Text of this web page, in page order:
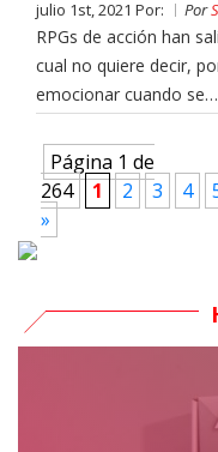
julio 1st, 2021 Por: Por
RPGs de acción han
cual no quiere decir,
emocionar cuando se…
Página 1 de
264
1 2 3 4
»